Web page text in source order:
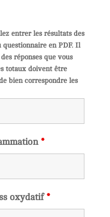
entrer les résultats des
en PDF. Il
réponses que vous
totaux doivent être
bien correspondre les
*
oxydatif *